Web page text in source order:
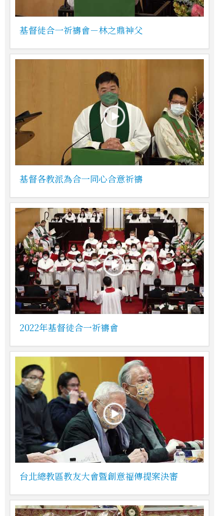
基督徒合一祈禱會－林之鼎神父
基督各教派為合一同心合意祈禱
2022年基督徒合一祈禱會
台北總教區教友大會暨創意福傳提案決審